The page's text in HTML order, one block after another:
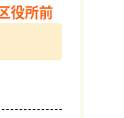
役所前